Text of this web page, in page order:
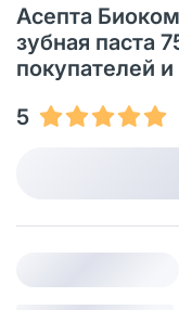
Асепта
зубная паста
покупателей
5